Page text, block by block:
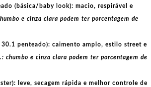
(básica/baby look): macio, respirável e
e cinza clara podem ter porcentagem de
penteado): caimento amplo, estilo street e
chumbo e cinza clara podem ter porcentagem de
leve, secagem rápida e melhor controle de